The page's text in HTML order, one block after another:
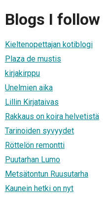
Blogs I follow
Kieltenopettajan kotiblogi
Plaza de mustis
kirjakirppu
Unelmien aika
Lillin Kirjataivas
Rakkaus on koira helvetistä
Tarinoiden syvyydet
Röttelön remontti
Puutarhan Lumo
Metsätontun Ruusutarha
Kaunein hetki on nyt